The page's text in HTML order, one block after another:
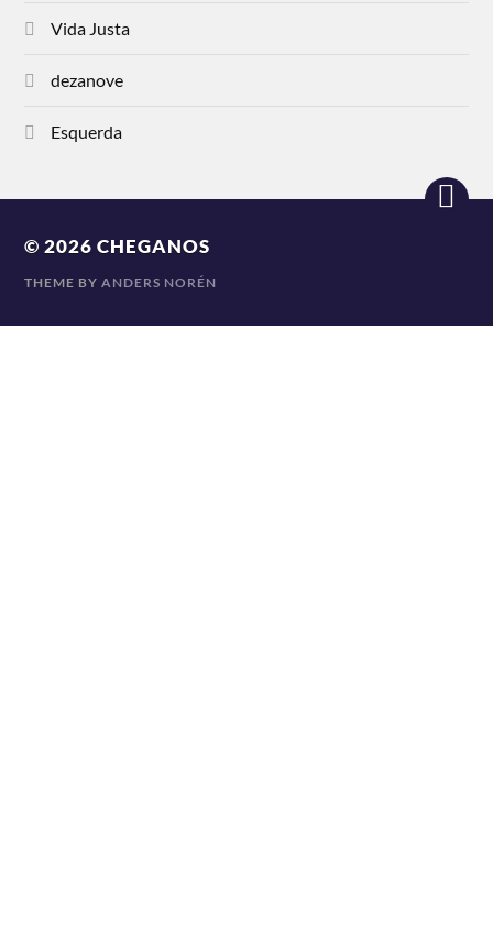
Vida Justa
dezanove
Esquerda
© 2026CHEGANOS
THEME BYANDERS NORÉN